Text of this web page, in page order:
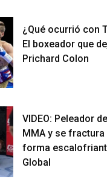
¿Qué ocurrió con
El boxeador que
Prichard Colon
VIDEO: Peleador
MMA y se fractura
forma
Global